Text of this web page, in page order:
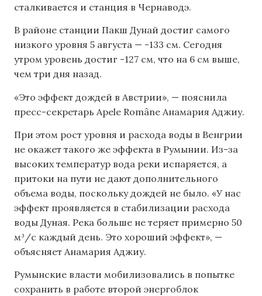
сталкивается и станция в Чернаводэ.
В районе станции Пакш Дунай достиг самого
низкого уровня 5 августа — -133 см. Сегодня
утром уровень достиг -127 см, что на 6 см выше,
чем три дня назад.
«Это эффект дождей в Австрии», — пояснила
пресс-секретарь Apele Române Анамария Аджиу.
При этом рост уровня и расхода воды в Венгрии
не окажет такого же эффекта в Румынии. Из-за
высоких температур вода реки испаряется, а
притоки на пути не дают дополнительного
объема воды, поскольку дождей не было. «У нас
эффект проявляется в стабилизации расхода
воды Дуная. Река больше не теряет примерно 50
м³/с каждый день. Это хороший эффект», —
объясняет Анамария Аджиу.
Румынские власти мобилизовались в попытке
сохранить в работе второй энергоблок